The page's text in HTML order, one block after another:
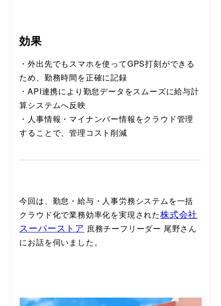
効果
・外出先でもスマホを使ってGPS打刻ができる
ため、勤務時間を正確に記録
・API連携により勤怠データをスムーズに給与計
算システムへ反映
・人事情報・マイナンバー情報をクラウド管理
することで、管理コスト削減
今回は、勤怠・給与・人事労務システムを一括
クラウド化で業務効率化を実現された株式会社
スーパーストア 庶務チーフリーダー 尾野さん
にお話を伺いました。